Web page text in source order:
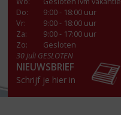
Do:
9:00 - 18:00 uur
Vr:
9:00 - 18:00 uur
Za:
9:00 - 17:00 uur
Zo:
Gesloten
30 juli GESLOTEN
NIEUWSBRIEF
Schrijf je hier in